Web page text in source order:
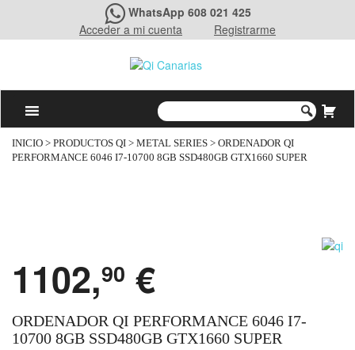
WhatsApp 608 021 425
Acceder a mi cuenta
Registrarme
INICIO > PRODUCTOS QI > METAL SERIES > ORDENADOR QI
PERFORMANCE 6046 I7-10700 8GB SSD480GB GTX1660 SUPER
1102,90 €
ORDENADOR QI PERFORMANCE 6046 I7-
10700 8GB SSD480GB GTX1660 SUPER